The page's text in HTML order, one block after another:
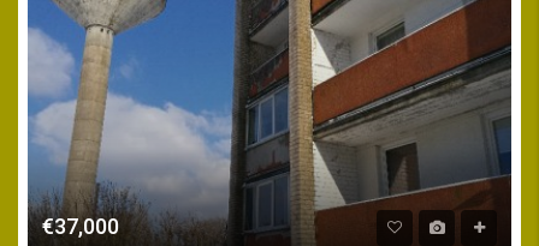
€37,000